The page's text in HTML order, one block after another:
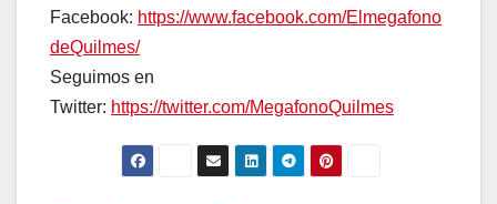
Facebook: https://www.facebook.com/Elmegafono
deQuilmes/
Seguimos en
Twitter: https://twitter.com/MegafonoQuilmes